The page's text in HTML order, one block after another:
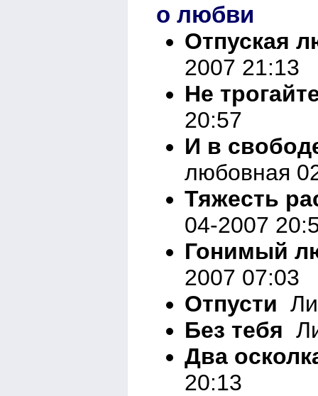
о любви
Отпуская
2007 21:13
Не
20:57
И в
любовная
Тяжесть
04-2007
Гонимый
2007 07:03
Отпусти
Без тебя
Два
20:13